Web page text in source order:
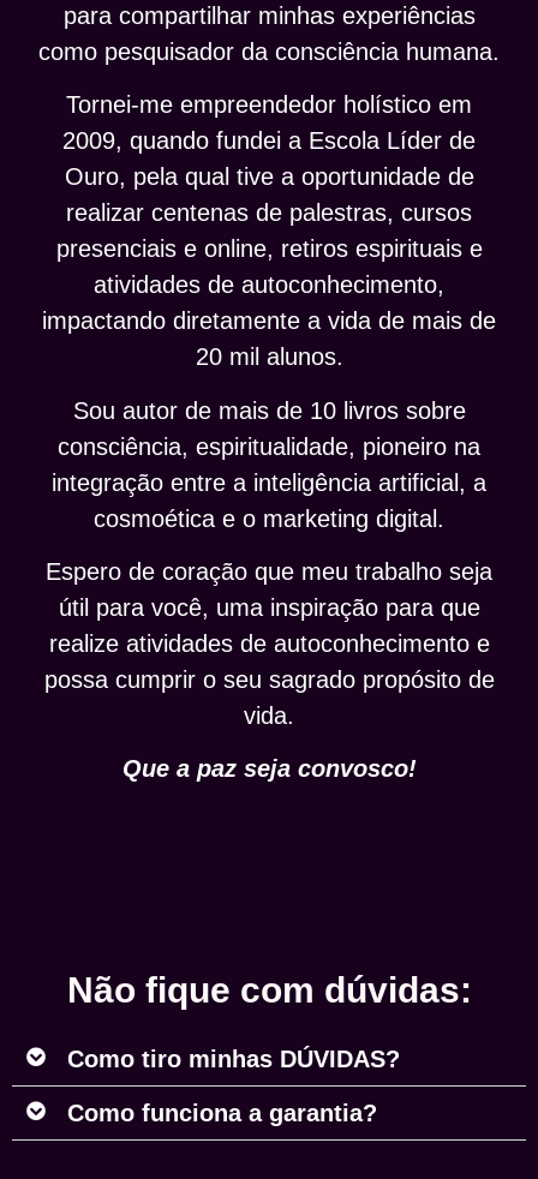
para compartilhar minhas experiências
como pesquisador da consciência humana.
Tornei-me empreendedor holístico em
2009, quando fundei a Escola Líder de
Ouro, pela qual tive a oportunidade de
realizar centenas de palestras, cursos
presenciais e online, retiros espirituais e
atividades de autoconhecimento,
impactando diretamente a vida de mais de
20 mil alunos.
Sou autor de mais de 10 livros sobre
consciência, espiritualidade, pioneiro na
integração entre a inteligência artificial, a
cosmoética e o marketing digital.
Espero de coração que meu trabalho seja
útil para você, uma inspiração para que
realize atividades de autoconhecimento e
possa cumprir o seu sagrado propósito de
vida.
Que a paz seja convosco!
Não fique com dúvidas:
Como tiro minhas DÚVIDAS?
Como funciona a garantia?